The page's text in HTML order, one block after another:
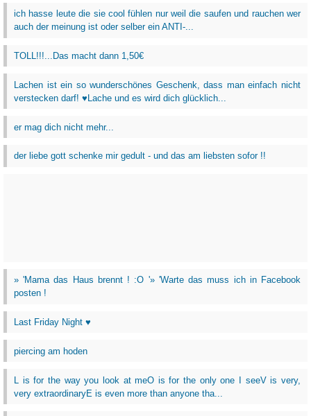
ich hasse leute die sie cool fühlen nur weil die saufen und rauchen wer
auch der meinung ist oder selber ein ANTI-...
TOLL!!!...Das macht dann 1,50€
Lachen ist ein so wunderschönes Geschenk, dass man einfach nicht
verstecken darf! ♥Lache und es wird dich glücklich...
er mag dich nicht mehr...
der liebe gott schenke mir gedult - und das am liebsten sofor !!
» 'Mama das Haus brennt ! :O '» 'Warte das muss ich in Facebook
posten !
Last Friday Night ♥
piercing am hoden
L is for the way you look at meO is for the only one I seeV is very,
very extraordinaryE is even more than anyone tha...